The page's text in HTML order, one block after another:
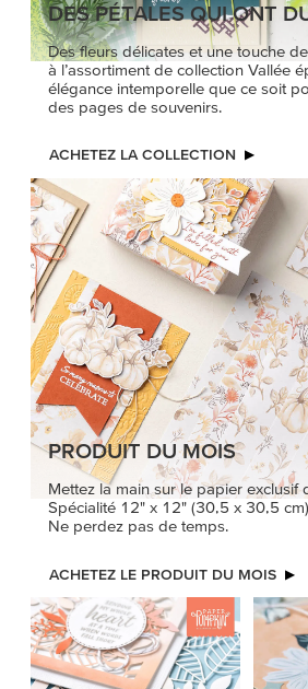
DES PÉTALES QUI ONT
Des fleurs délicates et une touche
à l’assortiment de collection Vallée
élégance intemporelle que ce soit
des pages de souvenirs.
ACHETEZ LA COLLECTION
PRODUIT DU MOIS
Mettez la main sur le papier exclusif
Spécialité 12" x 12" (30,5 x 30,5
Ne perdez pas de temps.
ACHETEZ LE PRODUIT DU MOIS